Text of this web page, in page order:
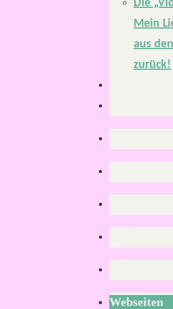
Die
Mein
aus
zurück!
Webseiten